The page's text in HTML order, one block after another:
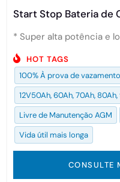
Start Stop Bateria de
* Super alta potência e
HOT TAGS
100% À prova de
12V50Ah, 60Ah, 70Ah, 80Ah,
Livre de Manutenção AGM
Vida útil mais longa
CONSULTE